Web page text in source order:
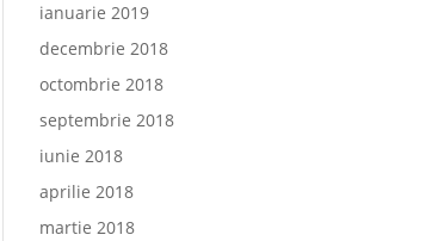
ianuarie 2019
decembrie 2018
octombrie 2018
septembrie 2018
iunie 2018
aprilie 2018
martie 2018